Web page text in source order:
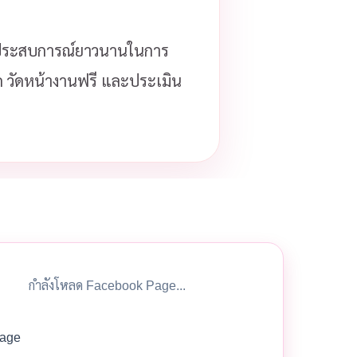
ะสบการณ์ยาวนานในการ
วัดหน้างานฟรี และประเมิน
กำลังโหลด Facebook Page...